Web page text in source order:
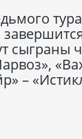
сыграны
–